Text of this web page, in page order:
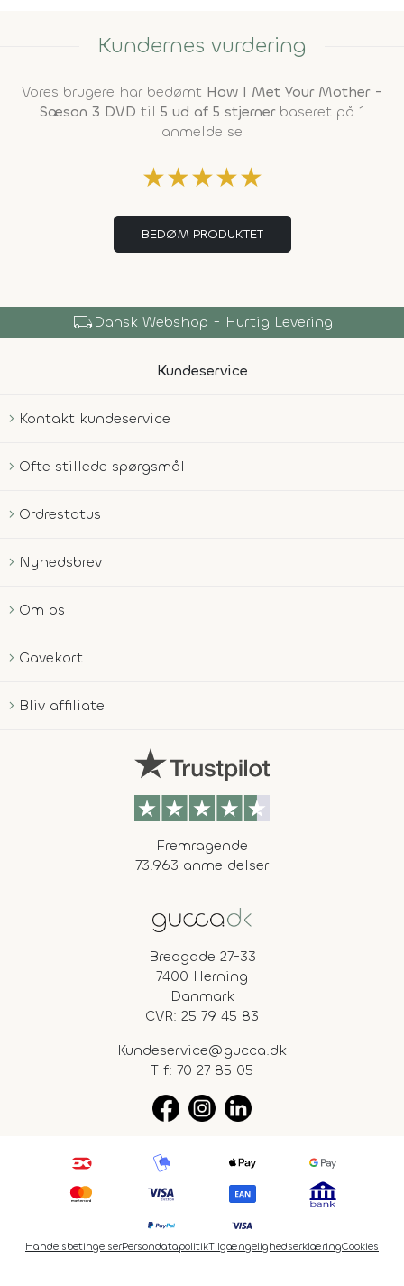
Kundernes vurdering
Vores brugere har bedømt How I Met Your Mother -
Sæson 3 DVD til 5 ud af 5 stjernerbaseret på 1
anmeldelse
★★★★★
BEDØM PRODUKTET
local_shippingDansk Webshop - Hurtig Levering
Kundeservice
Kontakt kundeservice
Ofte stillede spørgsmål
Ordrestatus
Nyhedsbrev
Om os
Gavekort
Bliv affiliate
Fremragende
73.963 anmeldelser
Bredgade 27-33
7400 Herning
Danmark
CVR: 25 79 45 83
Kundeservice@gucca.dk
Tlf: 70 27 85 05
HandelsbetingelserPersondatapolitikTilgængelighedserklæringCookies